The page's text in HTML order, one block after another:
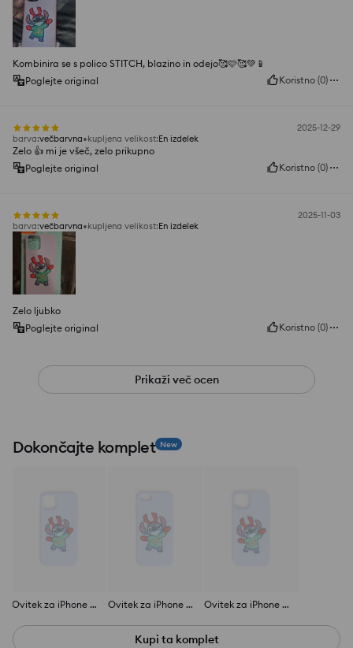
Kombinira se s polico STITCH, blazino in odejo🥰🩷🥰💚📱
Poglejte original
Koristno (0)
2025-12-29
barva:večbarvna kupljena velikost:En izdelek
Zelo 👍️ mi je všeč, zelo prikupno
Poglejte original
Koristno (0)
2025-11-03
barva:večbarvna kupljena velikost:En izdelek
Zelo ljubko
Poglejte original
Koristno (0)
Prikaži več ocen
Dokončajte komplet New
Ovitek za iPhone 11/XR Stitch Ovitek za iPhone 6/7/8/SE Stitch Ovitek za iPhone 13/14 Stitch
Kupi ta komplet